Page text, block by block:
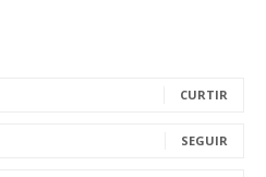
CURTIR
SEGUIR